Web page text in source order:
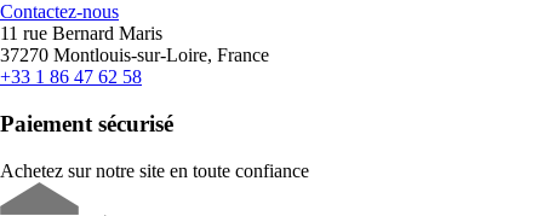
Contactez-nous
11 rue Bernard Maris
37270 Montlouis-sur-Loire, France
+33 1 86 47 62 58
Paiement sécurisé
Achetez sur notre site en toute confiance